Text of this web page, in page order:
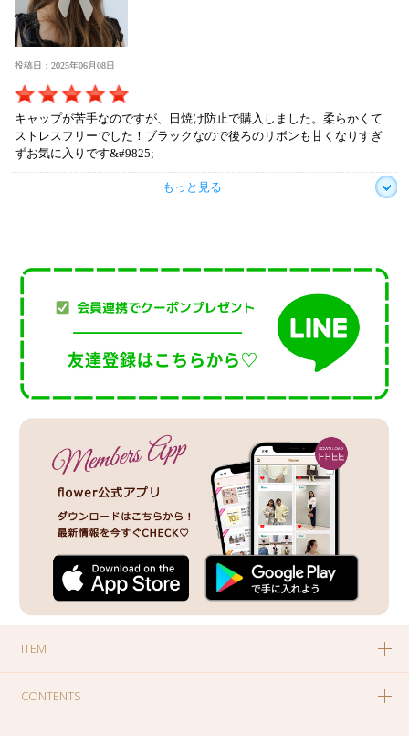
投稿日：2025年06月08日
キャップが苦手なのですが、日焼け防止で購入しました。柔らかくて
ストレスフリーでした！ブラックなので後ろのリボンも甘くなりすぎ
ずお気に入りです&#9825;
もっと見る
ITEM
CONTENTS